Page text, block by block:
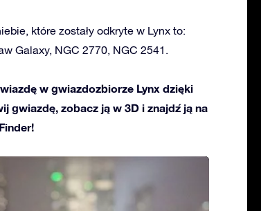
które zostały odkryte w Lynx to:
Galaxy, NGC 2770, NGC 2541.
w gwiazdozbiorze Lynx dzięki
gwiazdę, zobacz ją w 3D i znajdź ją na